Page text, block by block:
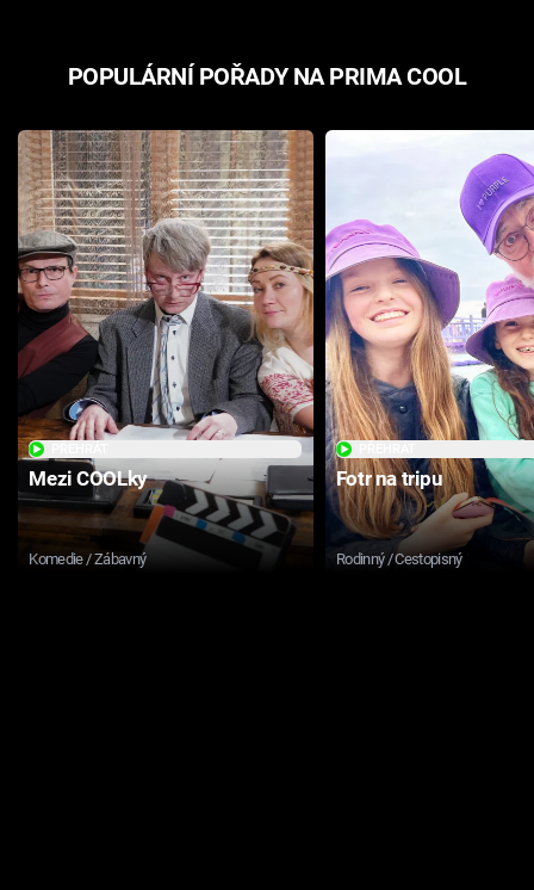
POPULÁRNÍ POŘADY NA PRIMA COOL
Mezi COOLky
Komedie / Zábavný
Fotr na tripu
Rodinný / Cestopisný